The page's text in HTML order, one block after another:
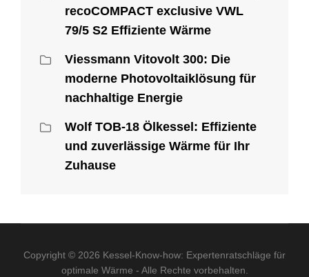
recoCOMPACT exclusive VWL
79/5 S2 Effiziente Wärme
Viessmann Vitovolt 300: Die
moderne Photovoltaiklösung für
nachhaltige Energie
Wolf TOB-18 Ölkessel: Effiziente
und zuverlässige Wärme für Ihr
Zuhause
Copyright © 2026 Kessel-Know-how: Expertenratschläge für
optimale Wärme - Alle Rechte vorbehalten.